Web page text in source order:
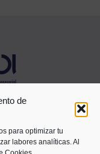
de
para optimizar tu
labores analíticas. Al
info@cecobi.es